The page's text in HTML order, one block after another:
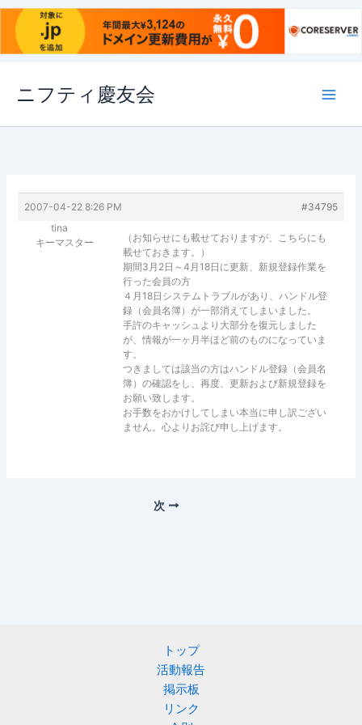
ス
ニフティ慶友会
2007-04-22 8:26 PM
#34795
tina
キーマスター
（お知らせにも載せておりますが、こちらにも
載せておきます。）
期間3月2日～4月18日に更新、新規登録作業を
行った会員の方
４月18日システムトラブルがあり、ハンドル登
録（会員名簿）が一部消えてしまいました。
手許のキャッシュより大部分を復元しました
が、情報が一ヶ月半ほど前のものになっていま
す。
つきましては該当の方はハンドル登録（会員名
簿）の確認をし、再度、更新および新規登録を
お願い致します。
お手数をおかけしてしまい本当に申し訳ござい
ません。心よりお詫び申し上げます。
次
トップ
活動報告
掲示板
リンク